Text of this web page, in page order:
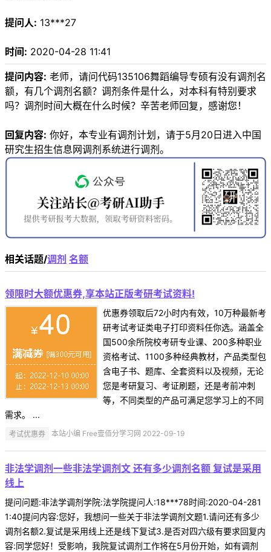
提问人: 13***27
时间: 2020-04-28 11:41
提问内容: 老师，请问代码135106舞蹈编导专硕有没有调剂名
额，有几个调剂名额？调剂条件是什么，对本科有特别要求
吗？调剂时间大概在什么时候？辛苦老师回复，感谢您！
回复内容: 你好，本专业有调剂计划，请于5月20日进入中国
研究生招生信息网调剂系统进行调剂。
相关话题/调剂 名额
领限时大额优惠券,享本站正版考研考试资料!
优惠券领取后72小时内有效，10万种最新考
研考试考证类电子打印资料任你选。涵盖全
国500余所院校考研专业课、200多种职业
资格考试、1100多种经典教材，产品类型包
含电子书、题库、全套资料以及视频，无论
您是考研复习、考证刷题，还是考前冲刺
等，不同类型的产品可满足您学习上的不同
需求。 ...
考试优惠券 本站小编 Free壹佰分学习网 2022-09-19
非法学调剂一些非法学调剂文 还有多少调剂名额 复试是采用
线上
提问问题:非法学调剂学院:法学院提问人:18***78时间:2020-04-281
1:40提问内容:您好，我想问一些关于非法学调剂文题1.请问还有多少
调剂名额2.复试是采用线上还是线下复试3.是否对四六级有要求回复内
容:同学您好！受影响，我院复试调剂工作将在5月份开始，如有调剂